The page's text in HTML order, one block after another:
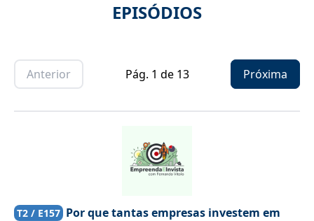
EPISÓDIOS
Anterior Pág. 1 de 13 Próxima
T2 / E157 Por que tantas empresas investem em